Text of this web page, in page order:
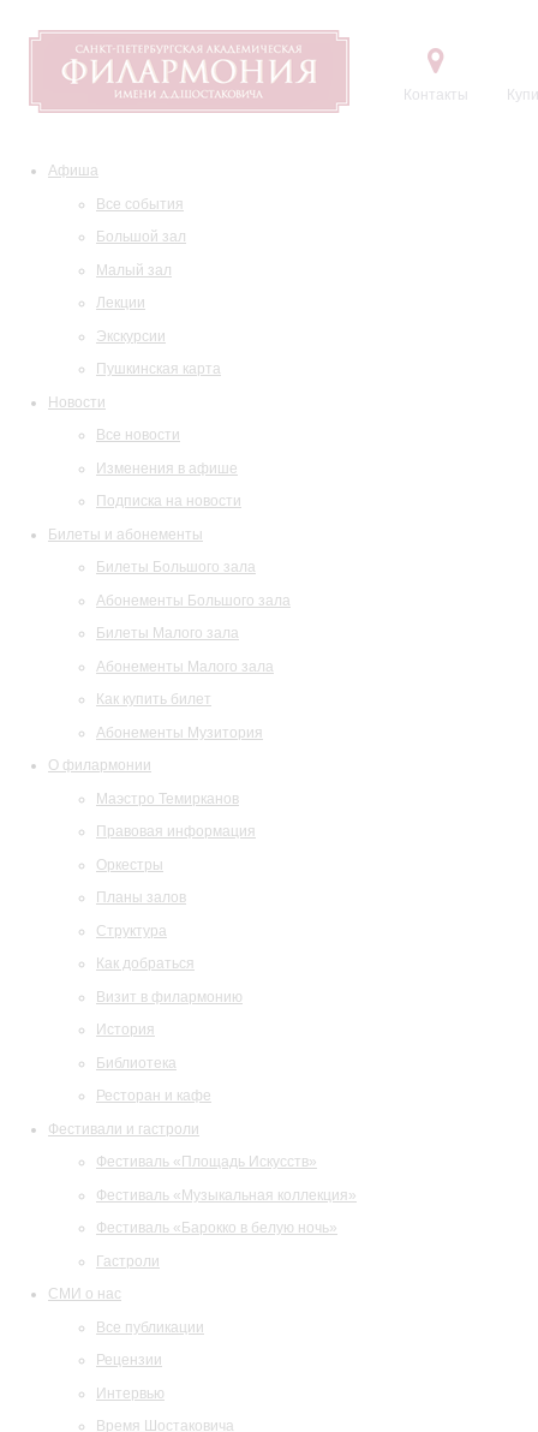
Контакты
Афиша
Все события
Большой зал
Малый зал
Лекции
Экскурсии
Пушкинская карта
Новости
Все новости
Изменения в афише
Подписка на новости
Билеты и абонементы
Билеты Большого зала
Абонементы Большого зала
Билеты Малого зала
Абонементы Малого зала
Как купить билет
Абонементы Музитория
О филармонии
Маэстро Темирканов
Правовая информация
Оркестры
Планы залов
Структура
Как добраться
Визит в филармонию
История
Библиотека
Ресторан и кафе
Фестивали и гастроли
Фестиваль «Площадь Искусств»
Фестиваль «Музыкальная коллекция»
Фестиваль «Барокко в белую ночь»
Гастроли
СМИ о нас
Все публикации
Рецензии
Интервью
Время Шостаковича